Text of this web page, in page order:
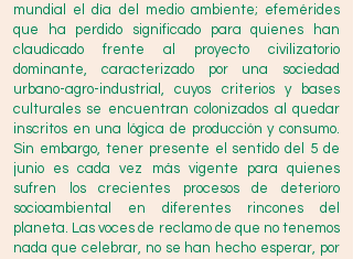
mundial el día del medio ambiente; efemérides
que ha perdido significado para quienes han
claudicado frente al proyecto civilizatorio
dominante, caracterizado por una sociedad
urbano-agro-industrial, cuyos criterios y bases
culturales se encuentran colonizados al quedar
inscritos en una lógica de producción y consumo.
Sin embargo, tener presente el sentido del 5 de
junio es cada vez más vigente para quienes
sufren los crecientes procesos de deterioro
socioambiental en diferentes rincones del
planeta. Las voces de reclamo de que no tenemos
nada que celebrar, no se han hecho esperar, por